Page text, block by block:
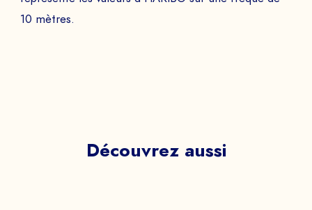
10 mètres.
Découvrez aussi